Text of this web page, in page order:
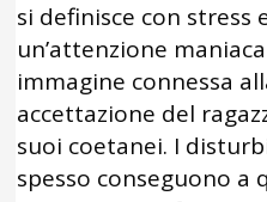
si definisce con
un’attenzione
immagine connessa
accettazione del
suoi coetanei. I
spesso conseguono a